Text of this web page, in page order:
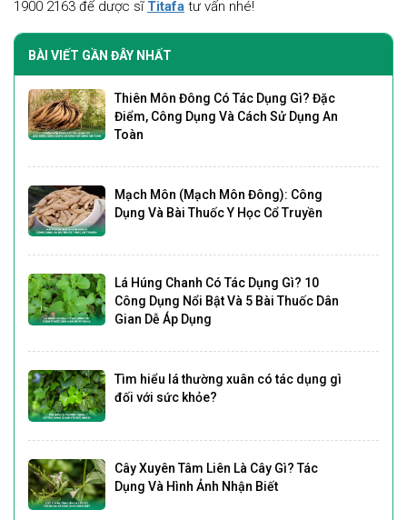
1900 2163 để dược sĩ Titafa tư vấn nhé!
BÀI VIẾT GẦN ĐÂY NHẤT
Thiên Môn Đông Có Tác Dụng Gì? Đặc
Điểm, Công Dụng Và Cách Sử Dụng An
Toàn
Mạch Môn (Mạch Môn Đông): Công
Dụng Và Bài Thuốc Y Học Cổ Truyền
Lá Húng Chanh Có Tác Dụng Gì? 10
Công Dụng Nổi Bật Và 5 Bài Thuốc Dân
Gian Dễ Áp Dụng
Tìm hiểu lá thường xuân có tác dụng gì
đối với sức khỏe?
Cây Xuyên Tâm Liên Là Cây Gì? Tác
Dụng Và Hình Ảnh Nhận Biết